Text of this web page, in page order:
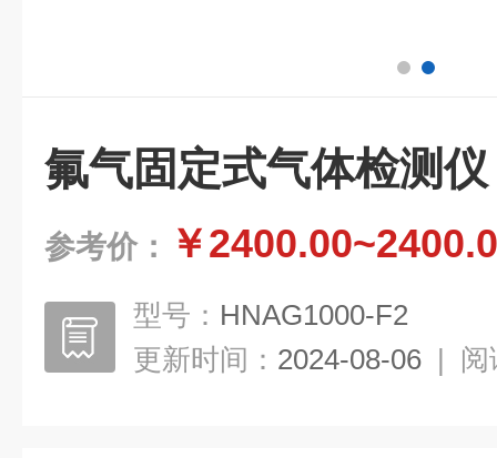
氟气固定式气体检测仪
参考价： ￥
型号： HNAG1000-F2
更新时间： 2024-08-06 | 阅